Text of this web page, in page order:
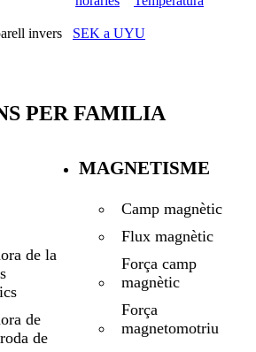
invers SEK a UYU
PER FAMILIA
de la
de
de
MAGNETISME
Camp magnètic
Flux magnètic
Força camp
magnètic
Força
magnetomotriu